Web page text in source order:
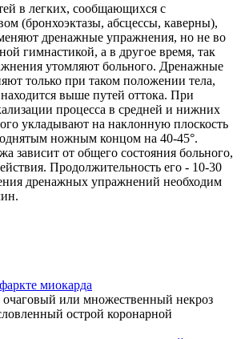
в легких, сообщающихся с
(бронхоэктазы, абсцессы, каверны),
дренажные упражнения, но не во
гимнастикой, а в другое время, так
утомляют больного. Дренажные
только при таком положении тела,
выше путей оттока. При
процесса в средней и нижних
укладывают на наклонную плоскость
ножным концом на 40-45°.
зависит от общего состояния больного,
Продолжительность его - 10-30
дренажных упражнений необходим
миокарда
или множественный некроз
острой коронарной